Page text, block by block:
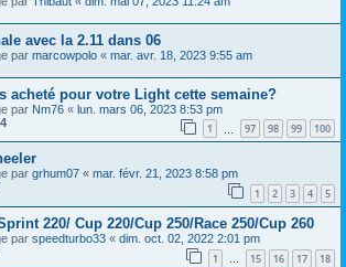
avec la 2.11 dans 06
par marcowpolo « mar. avr. 18, 2023 9:55 am
acheté pour votre Light cette semaine?
par Nm76 « lun. mars 06, 2023 8:53 pm
1 97 98 99 100
par grhum07 « mar. févr. 21, 2023 8:58 pm
1 2 3 4 5
220/ Cup 220/Cup 250/Race 250/Cup 260
par speedturbo33 « dim. oct. 02, 2022 2:01 pm
1 … 15 16 17 18